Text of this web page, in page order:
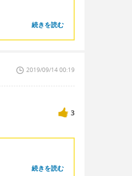
続きを読む
2019/09/14 00:19
3
続きを読む